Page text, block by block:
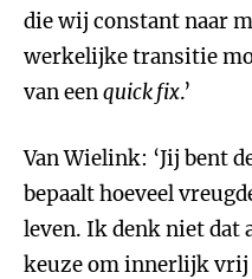
die wij constant naar
werkelijke transitie
van eenquick fix.’
Van Wielink: ‘Jij bent
bepaalt hoeveel
leven. Ik denk niet dat
keuze om innerlijk vrij